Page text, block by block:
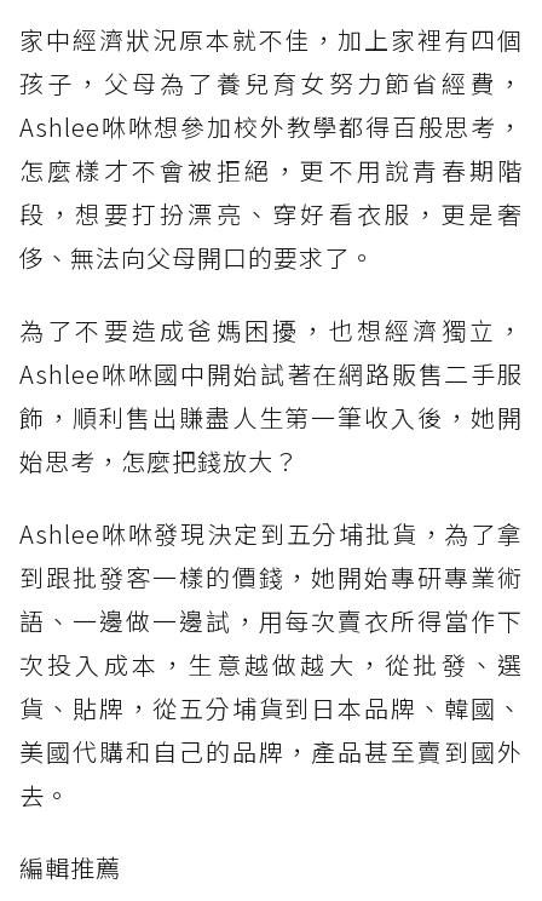
家中經濟狀況原本就不佳，加上家裡有四個
孩子，父母為了養兒育女努力節省經費，
Ashlee咻咻想參加校外教學都得百般思考，
怎麼樣才不會被拒絕，更不用說青春期階
段，想要打扮漂亮、穿好看衣服，更是奢
侈、無法向父母開口的要求了。
為了不要造成爸媽困擾，也想經濟獨立，
Ashlee咻咻國中開始試著在網路販售二手服
飾，順利售出賺盡人生第一筆收入後，她開
始思考，怎麼把錢放大？
Ashlee咻咻發現決定到五分埔批貨，為了拿
到跟批發客一樣的價錢，她開始專研專業術
語、一邊做一邊試，用每次賣衣所得當作下
次投入成本，生意越做越大，從批發、選
貨、貼牌，從五分埔貨到日本品牌、韓國、
美國代購和自己的品牌，產品甚至賣到國外
去。
編輯推薦